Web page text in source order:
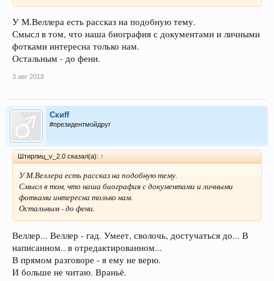
У М.Веллера есть рассказ на подобную тему.
Смысл в том, что наша биография с документами и личными
фотками интересна только нам.
Остальным - до фени.
3 авг 2018
Скиff
#президентмойдруг
Штирлиц_v_2.0 сказал(а): ↑
У М.Веллера есть рассказ на подобную тему.
Смысл в том, что наша биография с документами и личными
фотками интересна только нам.
Остальным - до фени.
Веллер... Веллер - гад. Умеет, сволочь, достучаться до... В
написанном.. в отредактированном...
В прямом разговоре - я ему не верю.
И больше не читаю. Враньё.